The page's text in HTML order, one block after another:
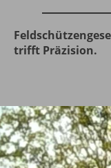
trifft Präzision.